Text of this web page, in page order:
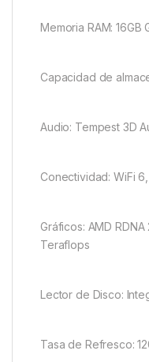
Memoria RAM: 16GB
Capacidad de
Audio: Tempest 3D
Conectividad: WiFi 6,
Gráficos: AMD
Teraflops
Lector de Disco:
Tasa de Refresco: